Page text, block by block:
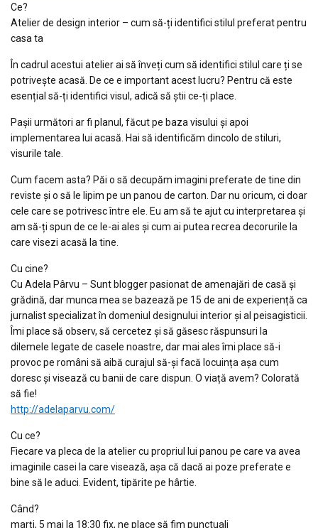
Ce?
Atelier de design interior – cum să-ți identifici stilul preferat pentru
casa ta
În cadrul acestui atelier ai să înveți cum să identifici stilul care ți se
potrivește acasă. De ce e important acest lucru? Pentru că este
esențial să-ți identifici visul, adică să știi ce-ți place.
Pașii următori ar fi planul, făcut pe baza visului și apoi
implementarea lui acasă. Hai să identificăm dincolo de stiluri,
visurile tale.
Cum facem asta? Păi o să decupăm imagini preferate de tine din
reviste și o să le lipim pe un panou de carton. Dar nu oricum, ci doar
cele care se potrivesc între ele. Eu am să te ajut cu interpretarea și
am să-ți spun de ce le-ai ales și cum ai putea recrea decorurile la
care visezi acasă la tine.
Cu cine?
Cu Adela Pârvu – Sunt blogger pasionat de amenajări de casă și
grădină, dar munca mea se bazează pe 15 de ani de experiență ca
jurnalist specializat în domeniul designului interior și al peisagisticii.
Îmi place să observ, să cercetez și să găsesc răspunsuri la
dilemele legate de casele noastre, dar mai ales îmi place să-i
provoc pe români să aibă curajul să-și facă locuința așa cum
doresc și visează cu banii de care dispun. O viață avem? Colorată
să fie!
http://adelaparvu.com/
Cu ce?
Fiecare va pleca de la atelier cu propriul lui panou pe care va avea
imaginile casei la care visează, așa că dacă ai poze preferate e
bine să le aduci. Evident, tipărite pe hârtie.
Când?
marți, 5 mai la 18:30 fix, ne place să fim punctuali